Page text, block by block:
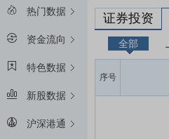
热门数据
资金流向
特色数据
新股数据
沪深港通
证券投资
全部
序号